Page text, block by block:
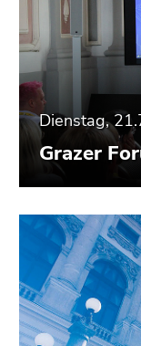
Dienstag,
Grazer